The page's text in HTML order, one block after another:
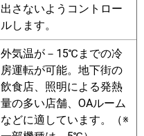
出さないようコントロー
ルします。
外気温が－15℃までの冷
房運転が可能。地下街の
飲食店、照明による発熱
量の多い店舗、OAルーム
などに適しています。（※